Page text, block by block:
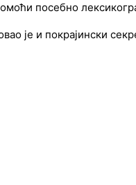
посебно
је и покрајински